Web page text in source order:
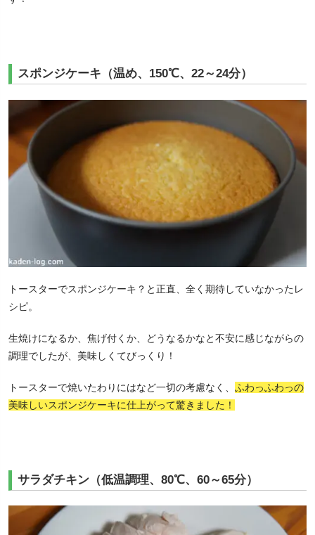
スポンジケーキ（温め、150℃、22～24分）
トースターでスポンジケーキ？と正直、全く期待していなかったレ
シピ。
生焼けになるか、焦げ付くか、どうなるかなと不安に感じながらの
調理でしたが、美味しくてびっくり！
トースターで焼いたわりにはなど一切の考慮なく、 ふわっふわっの
美味しいスポンジケーキに仕上がって驚きました！
サラダチキン（低温調理、80℃、60～65分）